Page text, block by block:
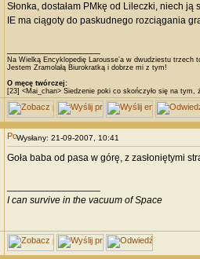
Słonka, dostałam PMkę od Lileczki, niech
IE ma ciągoty do paskudnego rozciągania
Na Wielką Encyklopedię Larousse’a w dwudziestu trzech
Jestem Zramolałą Biurokratką i dobrze mi z tym!
O męcę twórczej:
[23] <Mai_chan> Siedzenie poki co skończyło się na
Wysłany: 21-09-2007, 10:41
Goła baba od pasa w górę, z zasłoniętymi
I can survive in the vacuum of Space